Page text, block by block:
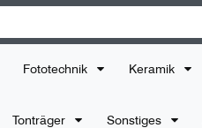
Fototechnik Keramik
Tonträger Sonstiges